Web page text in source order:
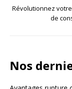
Révolutionnez
de
Nos